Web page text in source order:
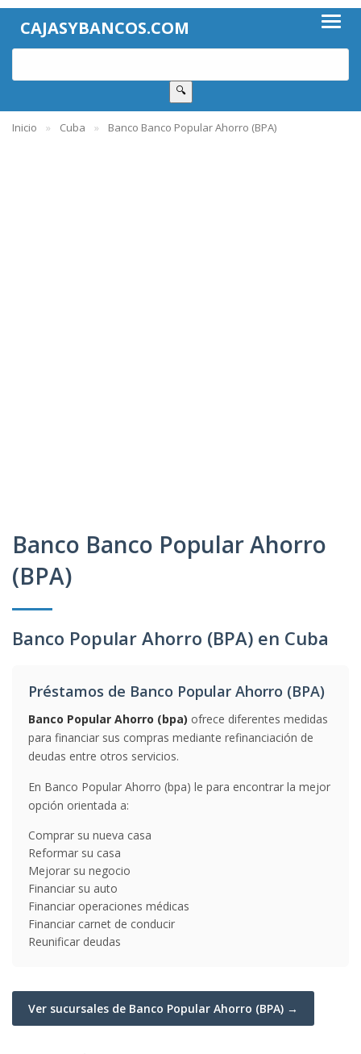
CAJASYBANCOS.COM
🔍
Inicio Cuba Banco Banco Popular Ahorro (BPA)
Banco Banco Popular Ahorro
(BPA)
Banco Popular Ahorro (BPA) en Cuba
Préstamos de Banco Popular Ahorro (BPA)
Banco Popular Ahorro (bpa) ofrece diferentes medidas
para financiar sus compras mediante refinanciación de
deudas entre otros servicios.
En Banco Popular Ahorro (bpa) le para encontrar la mejor
opción orientada a:
Comprar su nueva casa
Reformar su casa
Mejorar su negocio
Financiar su auto
Financiar operaciones médicas
Financiar carnet de conducir
Reunificar deudas
Ver sucursales de Banco Popular Ahorro (BPA) →